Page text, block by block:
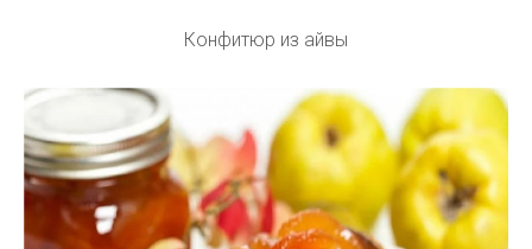
Конфитюр из айвы